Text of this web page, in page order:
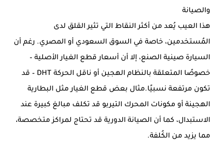
والصيانة
هذا العيب يُعد من أكثر النقاط التي تثير القلق لدى
المُستخدمين، خاصة في السوق السعودي أو المصري. رغم أن
السيارة صينية الصنع، إلا أن أسعار قطع الغيار الأصلية –
خصوصًا المتعلقة بالنظام الهجين أو ناقل الحركة DHT – قد
تكون مرتفعة نسبيًا.مثال بعض قطع الغيار مثل البطارية
الهجينة أو مكونات المحرك التيربو قد تكلف مبالغ كبيرة عند
الاستبدال، كما أن الصيانة الدورية قد تحتاج لمراكز متخصصة،
مما يزيد من الكُلفة.